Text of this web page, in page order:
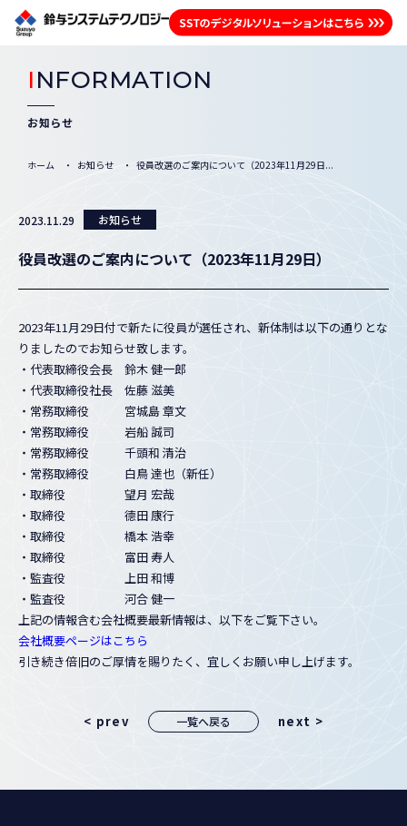
INFORMATION
お知らせ
ホーム お知らせ 役員改選のご案内について（2023年11月29日...
2023.11.29 お知らせ
役員改選のご案内について（2023年11月29日）
2023年11月29日付で新たに役員が選任され、新体制は以下の通りとな
りましたのでお知らせ致します。
・代表取締役会長 鈴木 健一郎
・代表取締役社長 佐藤 滋美
・常務取締役 宮城島 章文
・常務取締役 岩船 誠司
・常務取締役 千頭和 清治
・常務取締役 白鳥 達也（新任）
・取締役 望月 宏哉
・取締役 德田 康行
・取締役 橋本 浩幸
・取締役 富田 寿人
・監査役 上田 和博
・監査役 河合 健一
上記の情報含む会社概要最新情報は、以下をご覧下さい。
会社概要ページはこちら
引き続き倍旧のご厚情を賜りたく、宜しくお願い申し上げます。
< prev 一覧へ戻る next >